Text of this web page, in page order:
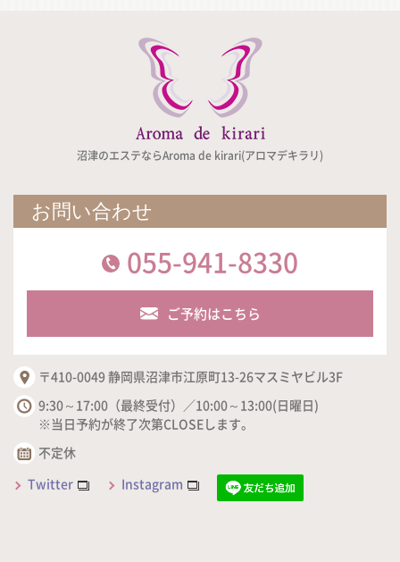
沼津のエステならAroma de kirari(アロマデキラリ)
お問い合わせ
055-941-8330
ご予約はこちら
〒410-0049 静岡県沼津市江原町13-26マスミヤビル3F
9:30～17:00（最終受付）／10:00～13:00(日曜日)
※当日予約が終了次第CLOSEします。
不定休
Twitter
Instagram